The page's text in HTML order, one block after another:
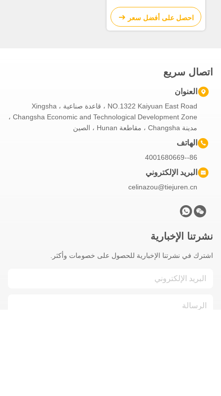
استهلاك الوقود المنخفض
احصل على أفضل سعر
اتصال سريع
العنوان
NO.1322 Kaiyuan East Road ، قاعدة صناعية Xingsha ،
Changsha Economic and Technological Development Zone ،
مدينة Changsha ، مقاطعة Hunan ، الصين
الهاتف
86--4001680669
البريد الإلكتروني
celinazou@tiejuren.cn
نشرتنا الإخبارية
اشترك في نشرتنا الإخبارية للحصول على خصومات وأكثر.